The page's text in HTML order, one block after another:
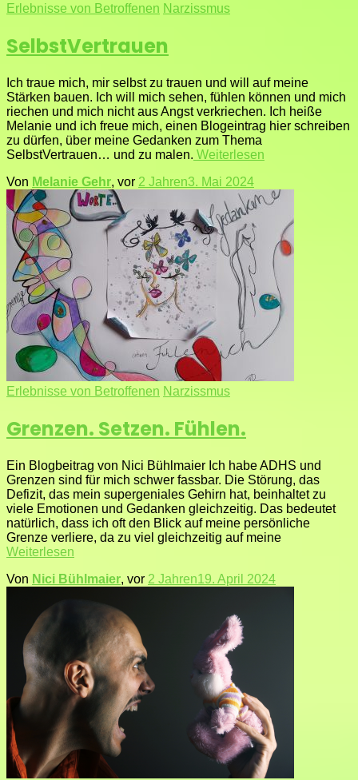
Erlebnisse von Betroffenen Narzissmus
SelbstVertrauen
Ich traue mich, mir selbst zu trauen und will auf meine
Stärken bauen. Ich will mich sehen, fühlen können und mich
riechen und mich nicht aus Angst verkriechen. Ich heiße
Melanie und ich freue mich, einen Blogeintrag hier schreiben
zu dürfen, über meine Gedanken zum Thema
SelbstVertrauen… und zu malen. Weiterlesen
Von Melanie Gehr, vor 2 Jahren3. Mai 2024
Erlebnisse von Betroffenen Narzissmus
Grenzen. Setzen. Fühlen.
Ein Blogbeitrag von Nici Bühlmaier Ich habe ADHS und
Grenzen sind für mich schwer fassbar. Die Störung, das
Defizit, das mein supergeniales Gehirn hat, beinhaltet zu
viele Emotionen und Gedanken gleichzeitig. Das bedeutet
natürlich, dass ich oft den Blick auf meine persönliche
Grenze verliere, da zu viel gleichzeitig auf meine
Weiterlesen
Von Nici Bühlmaier, vor 2 Jahren19. April 2024